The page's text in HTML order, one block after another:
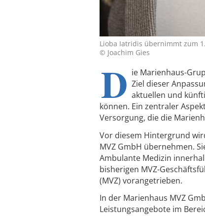
Lioba Iatridis übernimmt zum
© Joachim Gies
D ie Marienhaus-
Ziel dieser
aktuellen und
können. Ein zentraler
Versorgung, die die
Vor diesem Hintergrund
MVZ GmbH übernehmen.
Ambulante Medizin
bisherigen MVZ-
(MVZ) vorangetrieben.
In der Marienhaus MVZ
Leistungsangebote im